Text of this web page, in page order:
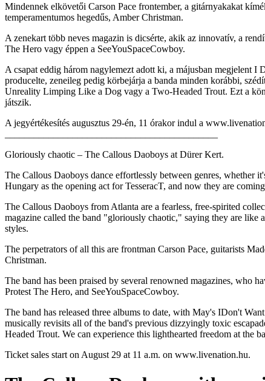
Mindennek elkövetői Carson Pace frontember, a gitárnyakakat
temperamentumos hegedűs, Amber Christman.
A zenekart több neves magazin is dicsérte, akik az innovatív, a
The Hero vagy éppen a SeeYouSpaceCowboy.
A csapat eddig három nagylemezt adott ki, a májusban
producelte, zeneileg pedig körbejárja a banda minden korábbi,
Unreality Limping Like a Dog vagy a Two-Headed Trout. Ezt a
játszik.
A jegyértékesítés augusztus 29-én, 11 órakor indul a
Gloriously chaotic – The Callous Daoboys at Dürer Kert.
The Callous Daoboys dance effortlessly between genres, whether
Hungary as the opening act for TesseracT, and now they are
The Callous Daoboys from Atlanta are a fearless, free-spirited
magazine called the band "gloriously chaotic," saying they are
styles.
The perpetrators of all this are frontman Carson Pace, guitarists
Christman.
The band has been praised by several renowned magazines, who
Protest The Hero, and SeeYouSpaceCowboy.
The band has released three albums to date, with May's IDon't
musically revisits all of the band's previous dizzyingly toxic
Headed Trout. We can experience this lighthearted freedom at the
Ticket sales start on August 29 at 11 a.m. on www.livenation.hu.